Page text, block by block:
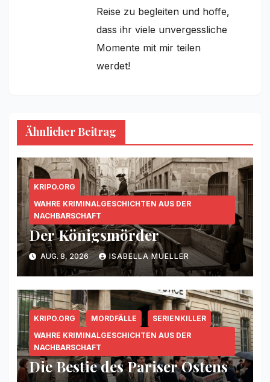
Reise zu begleiten und hoffe,
dass ihr viele unvergessliche
Momente mit mir teilen
werdet!
Ähnlicher Beitrag
KRIPO.ORG
WAHRE KRIMINALGESCHICHTEN AUS DER
NACHBARSCHAFT
Der Königsmörder
AUG. 8, 2026 ISABELLA MUELLER
KRIPO.ORG MORDFÄLLE
SERIENKILLER
WAHRE KRIMINALGESCHICHTEN AUS DER
NACHBARSCHAFT
Die Bestie des Pariser Ostens